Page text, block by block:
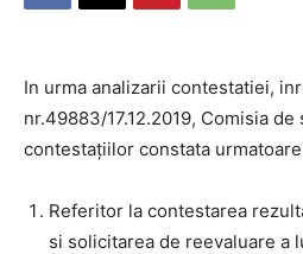
In urma analizarii contestatiei,
nr.49883/17.12.2019, Comisia
contestaţiilor constata
Referitor la contestarea
si solicitarea de reevaluare a